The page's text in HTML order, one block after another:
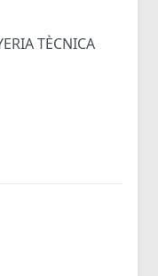
TÈCNICA